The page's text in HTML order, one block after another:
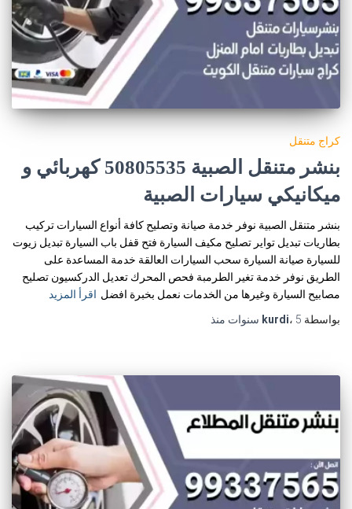
كراج متنقل
بنشر متنقل الصبية 50805535‬ كهربائي و
ميكانيكي سيارات الصبية
بنشر متنقل الصبية نوفر خدمة صيانة وتصليح كافة أنواع السيارات تركيب
بطاريات تبديل تواير تصليح مكيف السيارة فتح قفل باب السيارة تبديل زيوت
للسيارة صيانة السيارة سحب السيارات العالقة خدمة المساعدة على
الطريق نوفر خدمة تغير الطرمبة فحص المحرك تعديل الدركسيون تصليح
مصابيح السيارة وغيرها من الخدمات نعمل بخبرة افضل اقرأ المزيد
بواسطة
kurdi، 5 سنوات منذ